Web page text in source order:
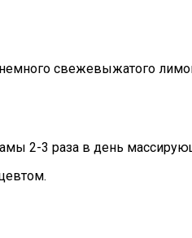
свежевыжатого
2-3 раза в день